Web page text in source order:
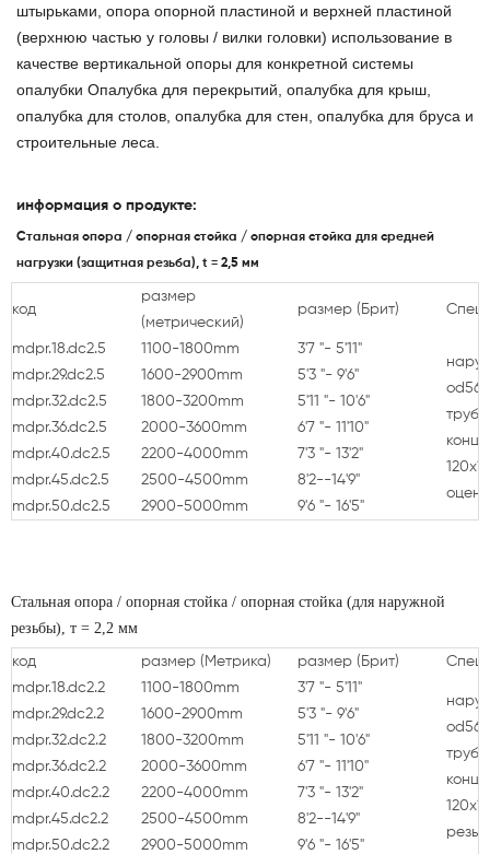
штырьками, опора опорной пластиной и верхней пластиной
(верхнюю частью у головы / вилки головки) использование в
качестве вертикальной опоры для конкретной системы
опалубки Опалубка для перекрытий, опалубка для крыш,
опалубка для столов, опалубка для стен, опалубка для бруса и
строительные леса.
информация о продукте:
Стальная опора / опорная стойка / опорная стойка для средней
нагрузки (защитная резьба), t = 2,5 мм
код
размер
(метрический)
размер (Брит)
mdpr.18.dc2.5 1100-1800mm
3'7 "- 5'11"
mdpr.29.dc2.5 1600-2900mm
5'3 "- 9'6"
mdpr.32.dc2.5
1800-3200mm
5'11 "- 10'6"
mdpr.36.dc2.5
2000-3600mm
6'7 "- 11'10"
mdpr.40.dc2.5
2200-4000mm
7'3 "- 13'2"
mdpr.45.dc2.5
2500-4500mm
8'2--14'9"
mdpr.50.dc2.5
2900-5000mm 9'6 "- 16'5"
Стальная опора / опорная стойка / опорная стойка (для наружной
резьбы), т = 2,2 мм
код размер (Метрика) размер (Брит)
mdpr.18.dc2.2
1100-1800mm
3'7 "- 5'11"
mdpr.29.dc2.2 1600-2900mm
5'3 "- 9'6"
mdpr.32.dc2.2
1800-3200mm
5'11 "- 10'6"
mdpr.36.dc2.2
2000-3600mm
6'7 "- 11'10"
mdpr.40.dc2.2
2200-4000mm
7'3 "- 13'2"
mdpr.45.dc2.2
2500-4500mm
8'2--14'9"
mdpr.50.dc2.2
2900-5000mm 9'6 "- 16'5"